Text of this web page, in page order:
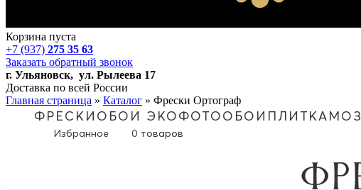
Корзина пуста
+7 (937) 275 35 63
Заказать обратный звонок
г. Ульяновск, ул. Рылеева 17
Доставка по всей России
Главная страница » Каталог » Фрески Ортограф